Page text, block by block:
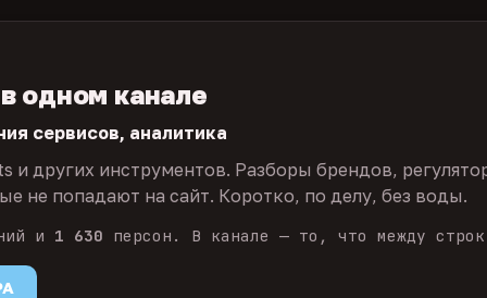
одном канале
сервисов, аналитика
и других инструментов. Разборы брендов,
не попадают на сайт. Коротко, по делу, без воды.
и 1 630 персон. В канале — то, что между